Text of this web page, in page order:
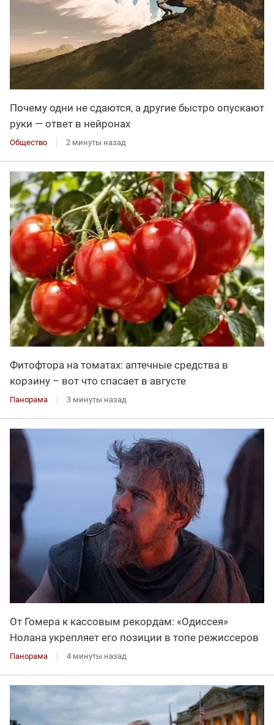
Почему одни не сдаются, а другие быстро опускают
руки — ответ в нейронах
Общество 2 минуты назад
Фитофтора на томатах: аптечные средства в
корзину – вот что спасает в августе
Панорама 3 минуты назад
От Гомера к кассовым рекордам: «Одиссея»
Нолана укрепляет его позиции в топе режиссеров
Панорама 4 минуты назад